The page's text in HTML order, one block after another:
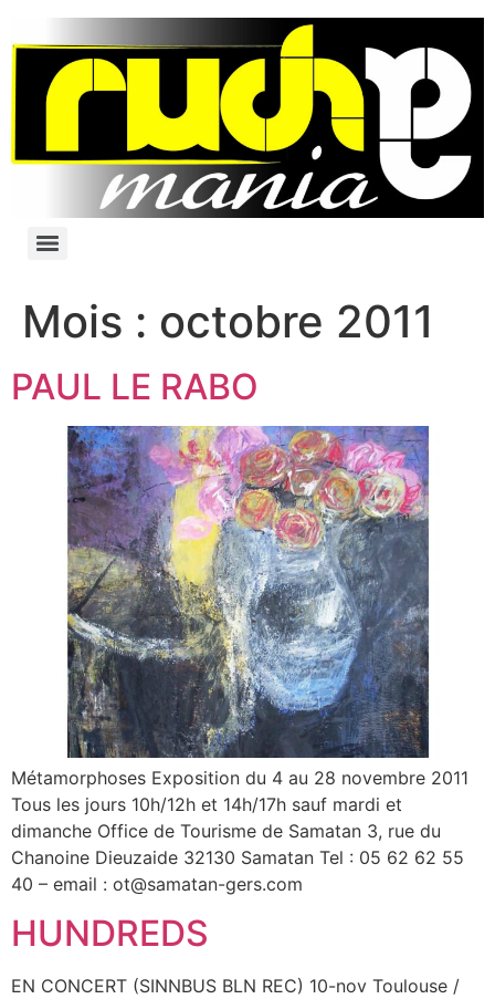
Mois : octobre 2011
PAUL LE RABO
Métamorphoses Exposition du 4 au 28 novembre 2011
Tous les jours 10h/12h et 14h/17h sauf mardi et
dimanche Office de Tourisme de Samatan 3, rue du
Chanoine Dieuzaide 32130 Samatan Tel : 05 62 62 55
40 – email : ot@samatan-gers.com
HUNDREDS
EN CONCERT (SINNBUS BLN REC) 10-nov Toulouse /